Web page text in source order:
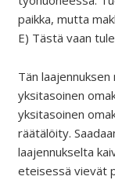
paikka, mutta
E) Tästä vaan
Tän
yksitasoinen
yksitasoinen
räätälöity.
laajennukselta
eteisessä vievät